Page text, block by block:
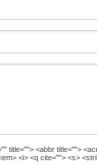
title=""> <abbr title="">
<i> <q cite=""> <s>